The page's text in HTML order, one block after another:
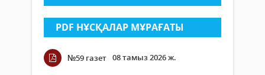
PDF НҰСҚАЛАР МҰРАҒАТЫ
№59 газет 08 тамыз 2026 ж.